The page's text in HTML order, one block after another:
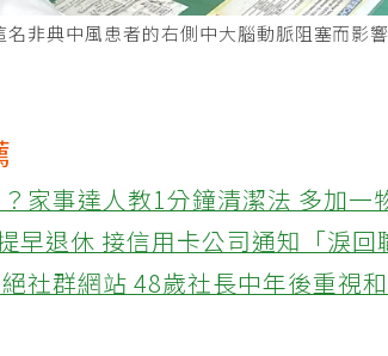
家事達人教1分鐘清潔法 多加一
早退休 接信用卡公司通知「淚回
社群網站 48歲社長中年後重視